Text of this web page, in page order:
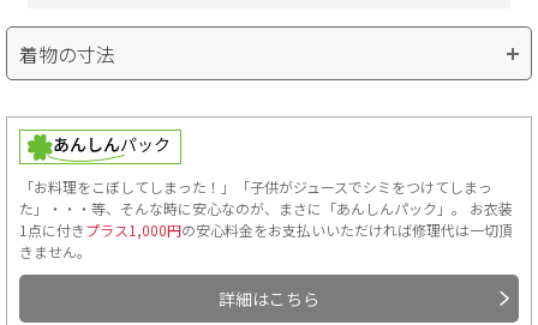
着物の寸法
「お料理をこぼしてしまった！」「子供がジュースでシミをつけてしまっ
た」・・・等、そんな時に安心なのが、まさに「あんしんパック」。 お衣装
1点に付きプラス1,000円の安心料金をお支払いいただければ修理代は一切頂
きません。
詳細はこちら